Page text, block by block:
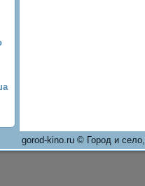
gorod-kino.ru © Город и